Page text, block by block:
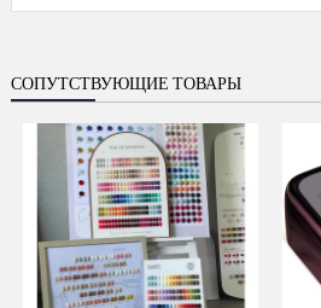
СОПУТСТВУЮЩИЕ ТОВАРЫ